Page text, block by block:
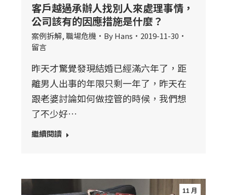
客戶越過承辦人找別人來處理事情，
公司該有的因應措施是什麼？
案例拆解,職場危機 ByHans
2019-11-30
留言
昨天才驚覺發現結婚已經滿六年了，距
離男人出事的年限只剩一年了，昨天在
跟老婆討論如何做控管的時候，我們想
了不少好…
繼續閱讀
11 月